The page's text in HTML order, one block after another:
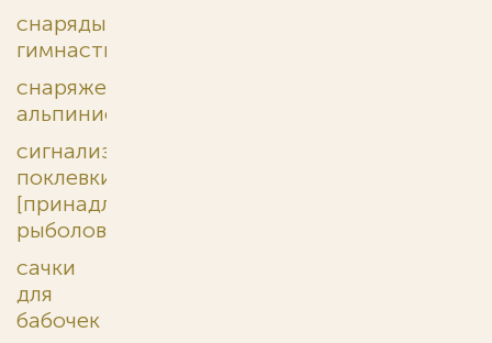
снаряды
гимнастические
снаряжение
альпинистское
сигнализаторы
поклевки
[принадлежности
рыболовные]
сачки
для
бабочек